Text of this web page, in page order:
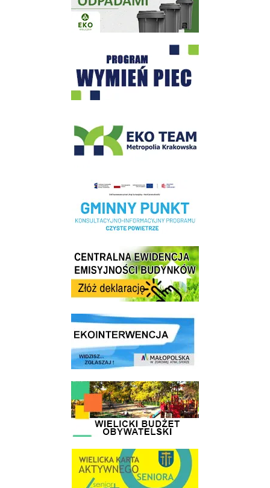
Program "Czyste Powietrze" - Wieliczka
Realizacja Programu Czyste Powietrze w Gminie Wieliczka
Centrala Ewidencja Emisyjności Budynków - złóż deklarację
link do strony ekointerwencja dot.- powietrza
link do strony - Wielicki Budżet Obywatelski
link do strony Wielicka Karta Aktywnego Seniora